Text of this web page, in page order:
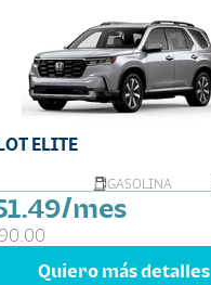
ELITE
GASOLINA
mes
Quiero más detalles